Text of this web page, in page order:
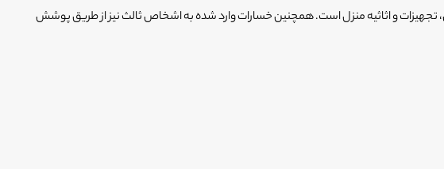
و اثاثیه منزل است. همچنین خسارات وارد شده به اشخاص ثالث نیز از طریق پوشش